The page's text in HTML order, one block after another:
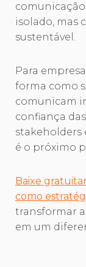
isolado, mas
sustentável.
Para
forma como
comunicam
confiança
stakeholders
é o próximo
Baixe
como
transformar
em um